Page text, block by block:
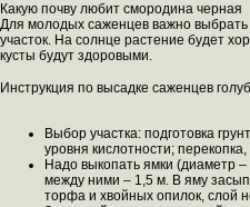
Какую почву любит смородина черная
Для молодых саженцев важно
участок. На солнце растение будет
кусты будут здоровыми.
Инструкция по высадке саженцев
Выбор участка: подготовка
уровня кислотности;
Надо выкопать ямки (диаметр
между ними – 1,5 м. В яму
торфа и хвойных опилок, слой